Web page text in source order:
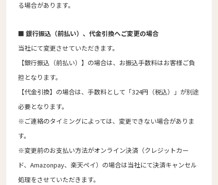
る場合があります。
■ 銀行振込（前払い）、代金引換へご変更の場合
当社にて変更させていただきます。
【銀行振込（前払い）】の場合は、お振込手数料はお客様ご負
担となります。
【代金引換】の場合は、手数料として「324円（税込）」が別途
必要となります。
※ご連絡のタイミングによっては、変更できない場合がありま
す。
※変更前のお支払い方法がオンライン決済（クレジットカー
ド、Amazonpay、楽天ペイ）の場合は当社にて決済キャンセル
処理をさせていただきます。